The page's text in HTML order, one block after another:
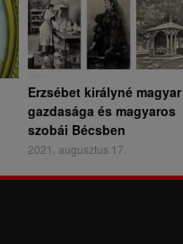
Erzsébet királyné magyar
gazdasága és magyaros
szobái Bécsben
2021. augusztus 17.